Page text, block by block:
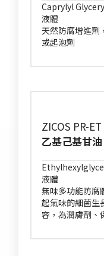
Caprylyl
液體
天然防腐增進劑
或起泡劑
ZICOS PR-
乙基己基甘油
液體
無味多功能防腐
起氣味的細菌生
容，為潤膚劑、